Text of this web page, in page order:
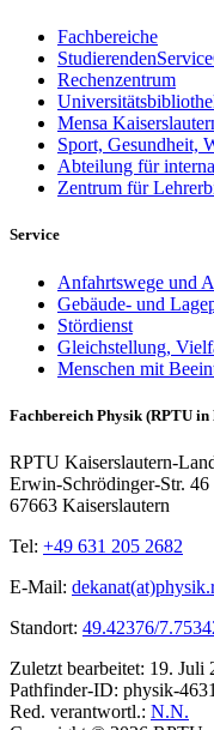
Fachbereiche
Rechenzentrum
Mensa
Sport, Gesundheit,
Abteilung für
Zentrum für
Service
Anfahrtswege und
Gebäude- und
Stördienst
Gleichstellung,
Menschen mit
Fachbereich Physik (RPTU
RPTU Kaiserslautern-
Erwin-Schrödinger-Str. 46
67663 Kaiserslautern
Tel: +49 631 205 2682
E-Mail:
Standort: 49.42376/
Zuletzt bearbeitet: 19. Juli
Pathfinder-ID: physik-4631
Red. verantwortl.: N.N.